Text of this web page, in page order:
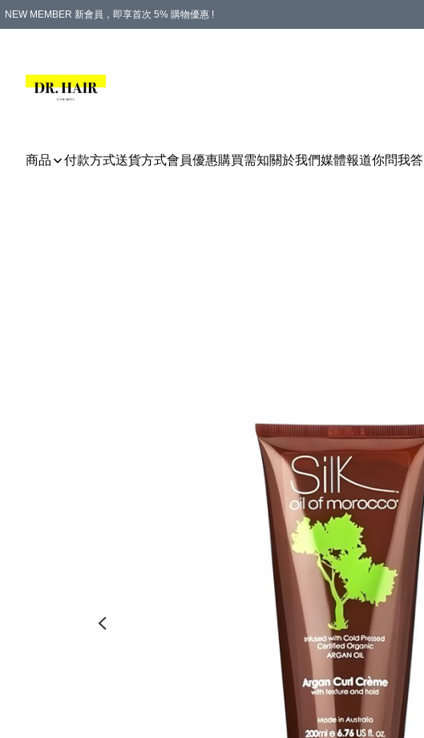
NEW MEMBER 新會員，即享首次 5% 購物優惠 !
商品 付款方式送貨方式會員優惠購買需知關於我們媒體報道你問我答